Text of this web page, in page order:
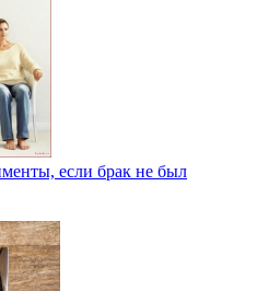
если брак не был